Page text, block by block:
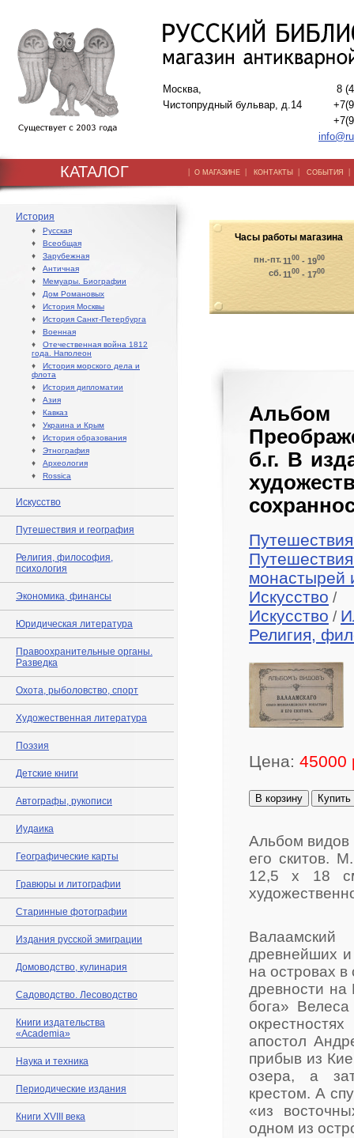
Москва,
Чистопрудный бульвар, д.14
8
КАТАЛОГ | О МАГАЗИНЕ | КОНТАКТЫ | СОБЫТИЯ
История
♦ Русская
♦ Всеобщая
♦ Зарубежная
♦ Античная
♦ Мемуары. Биографии
♦ Дом Романовых
♦ История Москвы
♦ История Санкт-Петербурга
♦ Военная
♦ Отечественная война 1812
года. Наполеон
♦ История морского дела и
флота
♦ История дипломатии
♦ Азия
♦ Кавказ
♦ Украина и Крым
♦ История образования
♦ Этнография
♦ Археология
♦ Rossica
Искусство
Путешествия и география
Религия, философия,
психология
Экономика, финансы
Юридическая литература
Правоохранительные органы.
Разведка
Охота, рыболовство, спорт
Художественная литература
Поэзия
Детские книги
Автографы, рукописи
Иудаика
Географические карты
Гравюры и литографии
Старинные фотографии
Издания русской эмиграции
Домоводство, кулинария
Садоводство. Лесоводство
Книги издательства
«Academia»
Наука и техника
Периодические издания
Книги XVIII века
Часы работы магазина
пн.-пт.1100 - 1900
сб.1100 - 1700
б.г. В
монастырей
Искусство /
Искусство /
Религия,
Цена: 45000
В корзину Купить
Альбом видов
его скитов.
12,5 х 18
древнейших и
на островах в
древности на
бога»
апостол
прибыв из
озера, а
крестом. А
«из
одном из